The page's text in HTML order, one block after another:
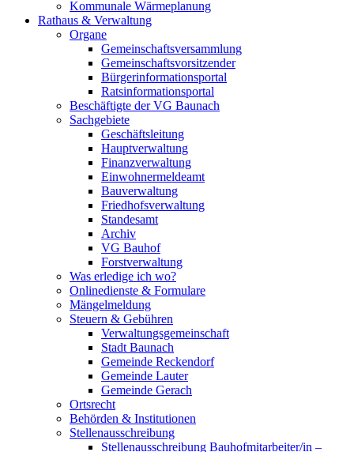
Kommunale Wärmeplanung
Rathaus & Verwaltung
Organe
Gemeinschaftsversammlung
Gemeinschaftsvorsitzender
Bürgerinformationsportal
Ratsinformationsportal
Beschäftigte der VG Baunach
Sachgebiete
Geschäftsleitung
Hauptverwaltung
Finanzverwaltung
Einwohnermeldeamt
Bauverwaltung
Friedhofsverwaltung
Standesamt
Archiv
VG Bauhof
Forstverwaltung
Was erledige ich wo?
Onlinedienste & Formulare
Mängelmeldung
Steuern & Gebühren
Verwaltungsgemeinschaft
Stadt Baunach
Gemeinde Reckendorf
Gemeinde Lauter
Gemeinde Gerach
Ortsrecht
Behörden & Institutionen
Stellenausschreibung
Stellenausschreibung Bauhofmitarbeiter/in –